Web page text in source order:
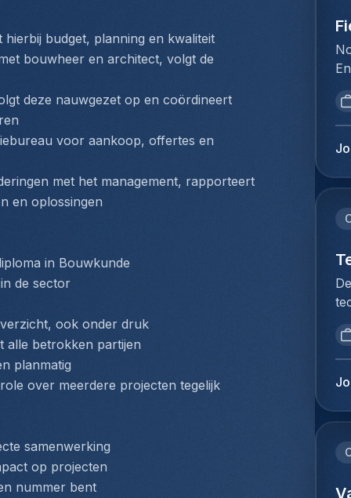
budget, planning en kwaliteit
bouwheer en architect, volgt de
deze nauwgezet op en coördineert
voor aankoop, offertes en
met het management, rapporteert
en oplossingen
in Bouwkunde
de sector
ook onder druk
alle betrokken partijen
planmatig
over meerdere projecten tegelijk
samenwerking
op projecten
nummer bent